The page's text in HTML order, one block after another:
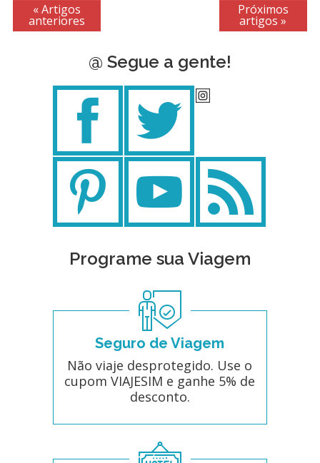
« Artigos
anteriores
Próximos
artigos »
@ Segue a gente!
Programe sua Viagem
Seguro de Viagem
Não viaje desprotegido. Use o
cupom VIAJESIM e ganhe 5% de
desconto.